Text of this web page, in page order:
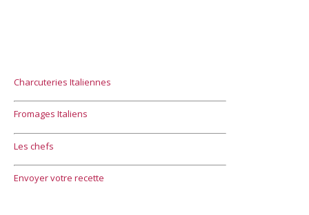
Charcuteries Italiennes
Fromages Italiens
Les chefs
Envoyer votre recette